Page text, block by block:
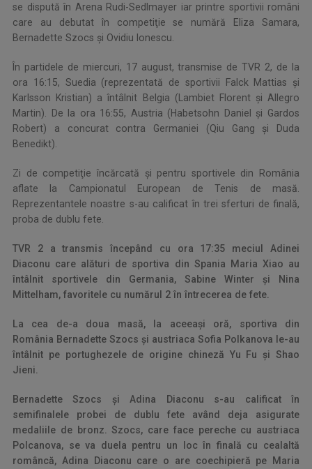
se dispută în Arena Rudi-Sedlmayer iar printre sportivii români
care au debutat în competiţie se numără Eliza Samara,
Bernadette Szocs şi Ovidiu Ionescu.
În partidele de miercuri, 17 august, transmise de TVR 2, de la
ora 16:15, Suedia (reprezentată de sportivii Falck Mattias şi
Karlsson Kristian) a întâlnit Belgia (Lambiet Florent şi Allegro
Martin). De la ora 16:55, Austria (Habetsohn Daniel şi Gardos
Robert) a concurat contra Germaniei (Qiu Gang şi Duda
Benedikt).
Zi de competiţie încărcată şi pentru sportivele din România
aflate la Campionatul European de Tenis de masă.
Reprezentantele noastre s-au calificat în trei sferturi de finală,
proba de dublu fete.
TVR 2 a transmis începând cu ora 17:35 meciul Adinei
Diaconu care alături de sportiva din Spania Maria Xiao au
întâlnit sportivele din Germania, Sabine Winter şi Nina
Mittelham, favoritele cu numărul 2 în întrecerea de fete.
La cea de-a doua masă, la aceeaşi oră, sportiva din
România Bernadette Szocs și austriaca Sofia Polkanova le-au
întâlnit pe portughezele de origine chineză Yu Fu şi Shao
Jieni.
Bernadette Szocs și Adina Diaconu s-au calificat în
semifinalele probei de dublu fete având deja asigurate
medaliile de bronz. Szocs, care face pereche cu austriaca
Polcanova, se va duela pentru un loc în finală cu cealaltă
româncă, Adina Diaconu care o are coechipieră pe Maria